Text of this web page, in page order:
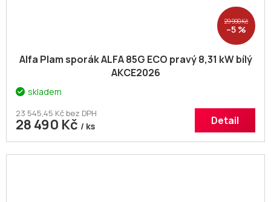
29 990 Kč
–5 %
Alfa Plam sporák ALFA 85G ECO pravý 8,31 kW bílý
AKCE2026
skladem
23 545,45 Kč bez DPH
28 490 Kč / ks Detail